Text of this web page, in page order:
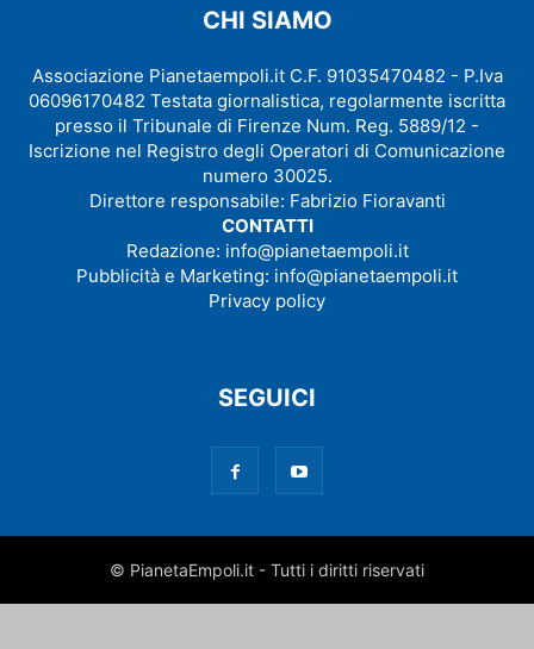
CHI SIAMO
Associazione Pianetaempoli.it C.F. 91035470482 - P.Iva
06096170482 Testata giornalistica, regolarmente iscritta
presso il Tribunale di Firenze Num. Reg. 5889/12 -
Iscrizione nel Registro degli Operatori di Comunicazione
numero 30025.
Direttore responsabile: Fabrizio Fioravanti
CONTATTI
Redazione: info@pianetaempoli.it
Pubblicità e Marketing: info@pianetaempoli.it
Privacy policy
SEGUICI
© PianetaEmpoli.it - Tutti i diritti riservati